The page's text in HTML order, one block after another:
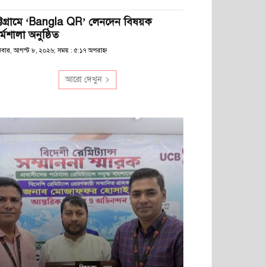
‘Bangla QR’ লেনদেন বিষয়ক
অনুষ্ঠিত
আগস্ট ৮, ২০২৬; সময় : ৫:১৭ অপরাহ্ণ
আরো দেখুন